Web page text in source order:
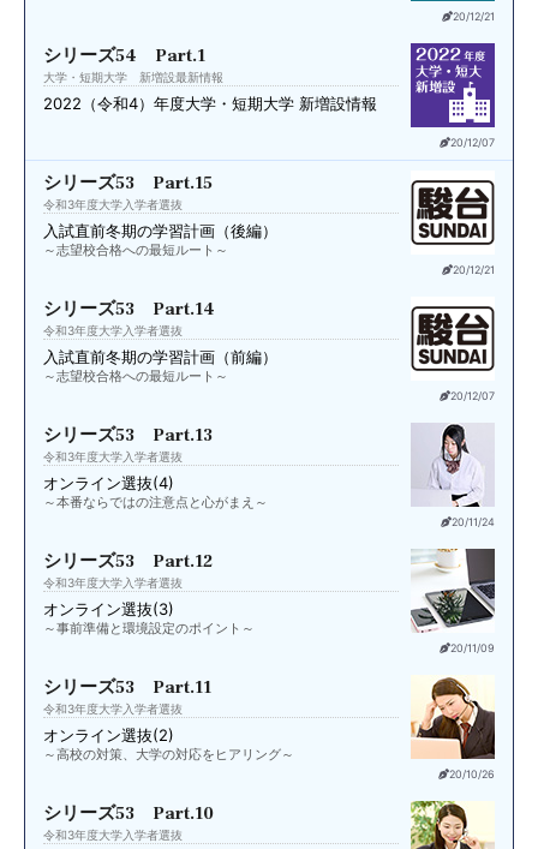
20/12/21
20/12/07
シリーズ54 Part.1
大学・短期大学 新増設最新情報
2022（令和4）年度大学・短期大学 新増設情報
20/12/21
シリーズ53 Part.15
令和3年度大学入学者選抜
入試直前冬期の学習計画（後編）
～志望校合格への最短ルート～
20/12/07
シリーズ53 Part.14
令和3年度大学入学者選抜
入試直前冬期の学習計画（前編）
～志望校合格への最短ルート～
20/11/24
シリーズ53 Part.13
令和3年度大学入学者選抜
オンライン選抜(4)
～本番ならではの注意点と心がまえ～
20/11/09
シリーズ53 Part.12
令和3年度大学入学者選抜
オンライン選抜(3)
～事前準備と環境設定のポイント～
20/10/26
シリーズ53 Part.11
令和3年度大学入学者選抜
オンライン選抜(2)
～高校の対策、大学の対応をヒアリング～
シリーズ53 Part.10
令和3年度大学入学者選抜